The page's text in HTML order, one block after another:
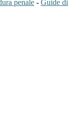
penale - Guide di